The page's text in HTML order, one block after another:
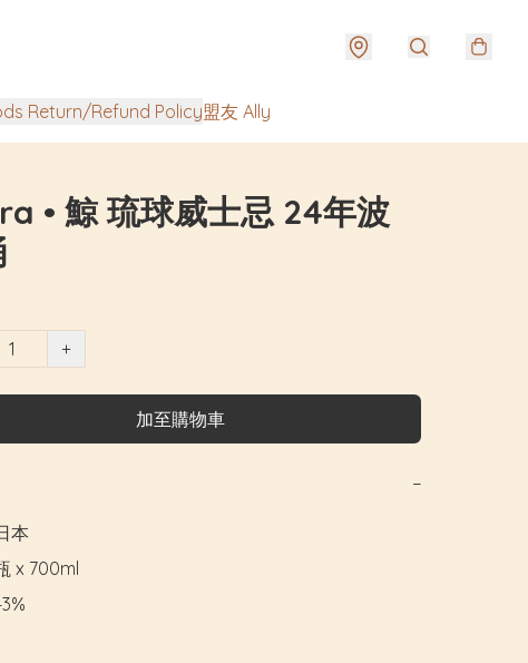
Return/Refund Policy盟友 Ally
• 鯨 琉球威士忌 24年波
+
加至購物車
−
本
x 700ml